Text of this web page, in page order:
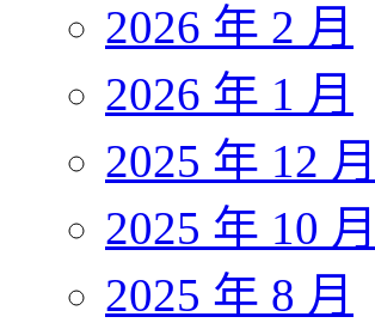
2026 年 2 月
2026 年 1 月
2025 年 12 月
2025 年 10 月
2025 年 8 月